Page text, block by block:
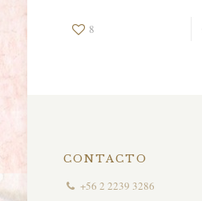
8
CONTACTO
+56 2 2239 3286